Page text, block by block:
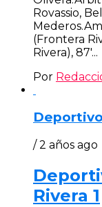
Rovassio,
(Frontera
Rivera), 87′...
Por
/ 2 años ago
Rivera 1